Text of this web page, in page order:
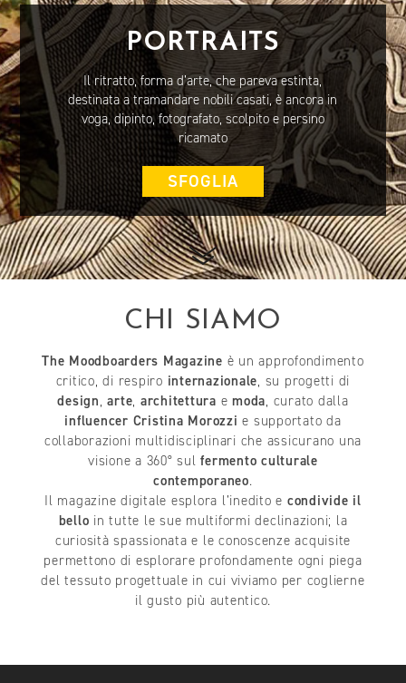
PORTRAITS
Il ritratto, forma d’arte, che pareva estinta,
destinata a tramandare nobili casati, è ancora in
voga, dipinto, fotografato, scolpito e persino
ricamato
SFOGLIA
CHI SIAMO
The Moodboarders Magazine è un approfondimento
critico, di respiro internazionale, su progetti di
design,arte, architettura emoda, curato dalla
influencer Cristina Morozzi e supportato da
collaborazioni multidisciplinari che assicurano una
visione a 360° sulfermento culturale
contemporaneo.
Il magazine digitale esplora l’inedito e condivide il
bello in tutte le sue multiformi declinazioni; la
curiosità spassionata e le conoscenze acquisite
permettono di esplorare profondamente ogni piega
del tessuto progettuale in cui viviamo per coglierne
il gusto più autentico.